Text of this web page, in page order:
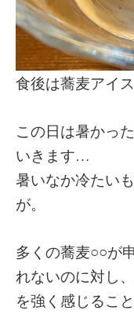
食後は蕎麦アイス
この日は暑かっ
いきます…
暑いなか冷たい
が。
多くの蕎麦○○が
れないのに対し
を強く感じるこ